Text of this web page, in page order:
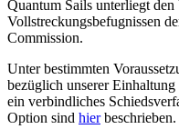
Quantum Sails unterliegt
Vollstreckungsbefugnissen
Commission.
Unter bestimmten
bezüglich unserer
ein verbindliches
Option sind hierbeschrieben.